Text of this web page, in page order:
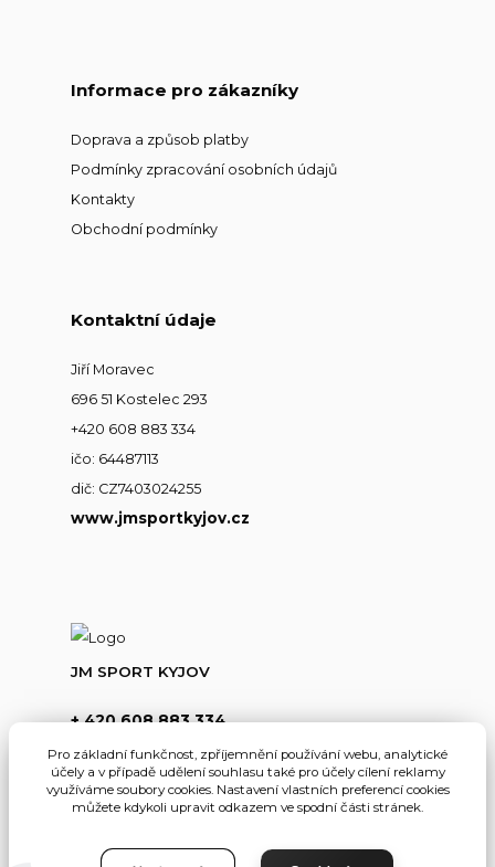
Informace pro zákazníky
Doprava a způsob platby
Podmínky zpracování osobních údajů
Kontakty
Obchodní podmínky
Kontaktní údaje
Jiří Moravec
696 51 Kostelec 293
+420 608 883 334
ičo: 64487113
dič: CZ7403024255
www.jmsportkyjov.cz
JM SPORT KYJOV
+ 420 608 883 334
info@jmsportkyjov.cz
Pro základní funkčnost, zpříjemnění používání webu, analytické
účely a v případě udělení souhlasu také pro účely cílení reklamy
využíváme soubory cookies. Nastavení vlastních preferencí cookies
můžete kdykoli upravit odkazem ve spodní části stránek.